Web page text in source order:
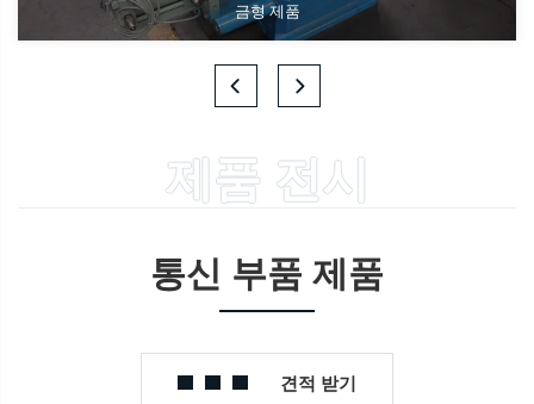
금형 제품
제품 전시
통신 부품 제품
견적 받기